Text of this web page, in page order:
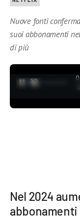
Nuove fonti
suoi abbonamenti
di più
Nel 2024